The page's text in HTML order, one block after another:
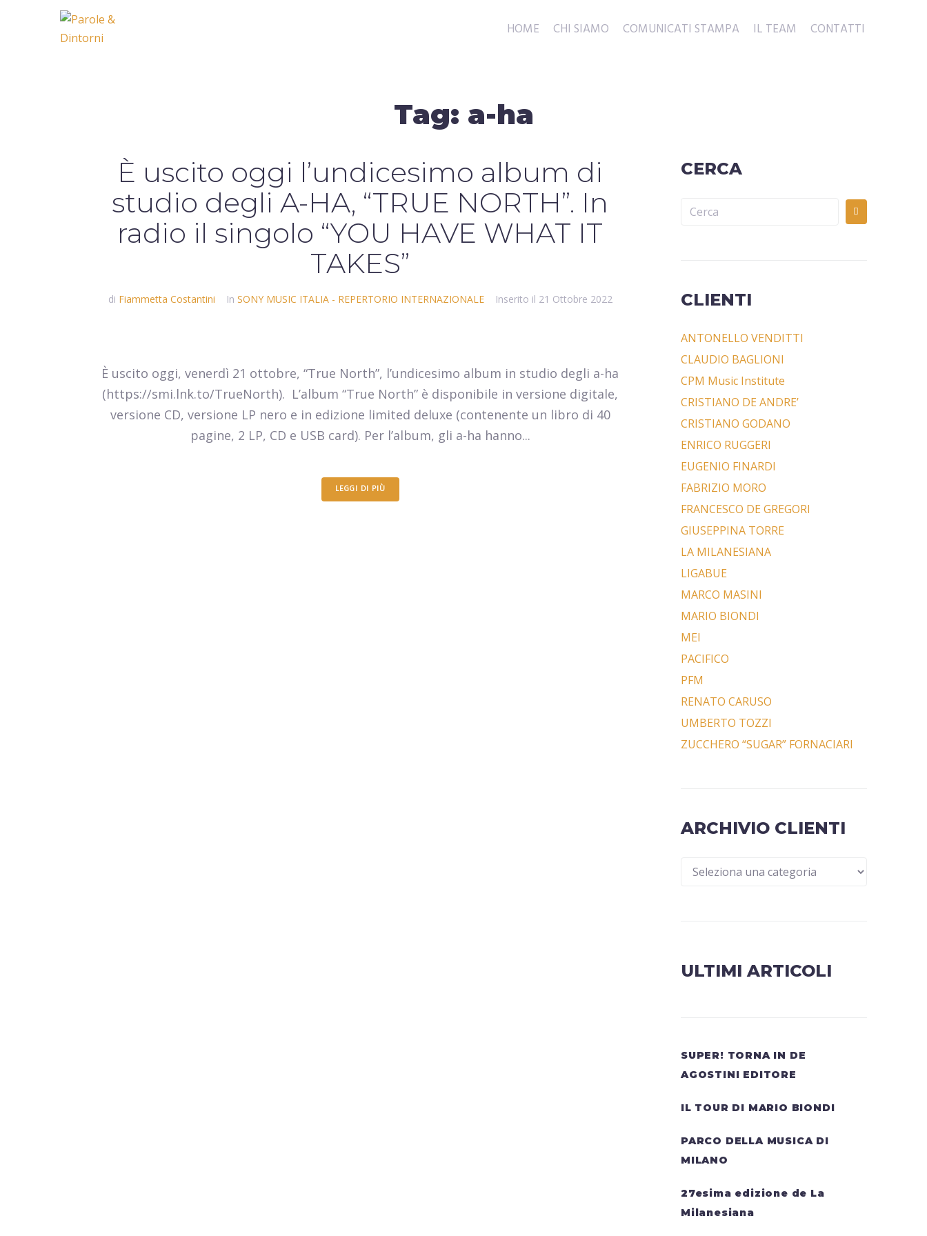
HOME CHI SIAMO COMUNICATI STAMPA IL TEAM CONTATTI
Tag: a-ha
È uscito oggi l’undicesimo album di
studio degli A-HA, “TRUE NORTH”. In
radio il singolo “YOU HAVE WHAT IT
TAKES”
di Fiammetta Costantini In SONY MUSIC ITALIA - REPERTORIO INTERNAZIONALE Inserito il 21 Ottobre 2022
È uscito oggi, venerdì 21 ottobre, “True North”, l’undicesimo album in studio degli a-ha
(https://smi.lnk.to/TrueNorth). L’album “True North” è disponibile in versione digitale,
versione CD, versione LP nero e in edizione limited deluxe (contenente un libro di 40
pagine, 2 LP, CD e USB card). Per l’album, gli a-ha hanno...
LEGGI DI PIÙ
CERCA
CLIENTI
ANTONELLO VENDITTI
CLAUDIO BAGLIONI
CPM Music Institute
CRISTIANO DE ANDRE’
CRISTIANO GODANO
ENRICO RUGGERI
EUGENIO FINARDI
FABRIZIO MORO
FRANCESCO DE GREGORI
GIUSEPPINA TORRE
LA MILANESIANA
LIGABUE
MARCO MASINI
MARIO BIONDI
MEI
PACIFICO
PFM
RENATO CARUSO
UMBERTO TOZZI
ZUCCHERO “SUGAR” FORNACIARI
ARCHIVIO CLIENTI
ULTIMI ARTICOLI
SUPER! TORNA IN DE
AGOSTINI EDITORE
IL TOUR DI MARIO BIONDI
PARCO DELLA MUSICA DI
MILANO
27esima edizione de La
Milanesiana